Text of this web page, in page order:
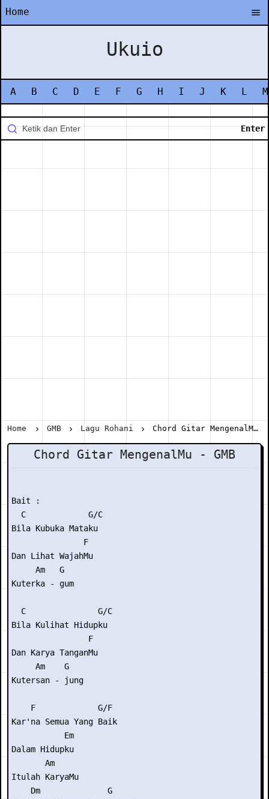
Home
Ukuio
A B C D E F G H I J K L M
Home GMB Lagu Rohani Chord Gitar MengenalMu - GMB
Chord Gitar MengenalMu - GMB
Bait :
  C             G/C
Bila Kubuka Mataku
               F
Dan Lihat WajahMu
     Am   G
Kuterka - gum
  C               G/C
Bila Kulihat Hidupku
                F
Dan Karya TanganMu
     Am    G
Kutersan - jung
    F             G/F
Kar'na Semua Yang Baik
           Em
Dalam Hidupku
       Am
Itulah KaryaMu
    Dm              G